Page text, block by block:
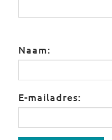
Naam:
E-mailadres: